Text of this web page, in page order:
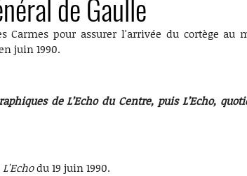
de Gaulle
Carmes pour assurer l'arrivée du cortège
juin 1990.
de L’Echo du Centre, puis L’Echo,
L'Echodu 19 juin 1990.